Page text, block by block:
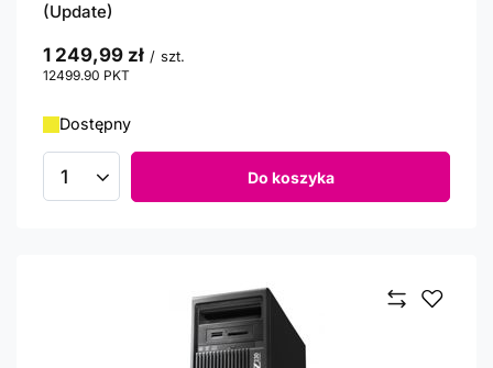
(Update)
1 249,99 zł / szt.
12499.90 PKT
Dostępny
Ilość produktów Do koszyka